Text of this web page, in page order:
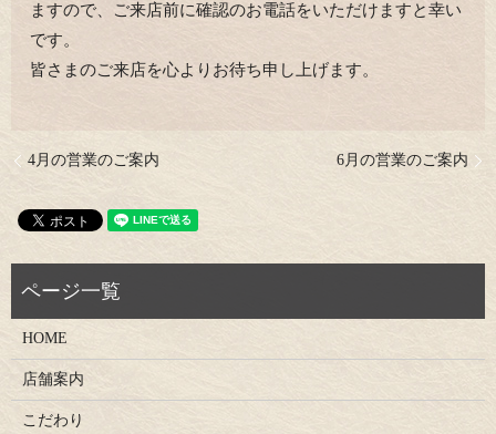
ますので、ご来店前に確認のお電話をいただけますと幸い
です。
皆さまのご来店を心よりお待ち申し上げます。
4月の営業のご案内 6月の営業のご案内
HOME
店舗案内
こだわり